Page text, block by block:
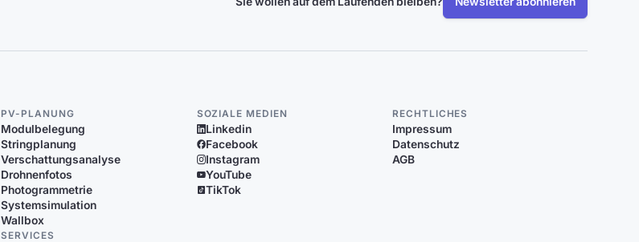
PV-PLANUNG
Modulbelegung
Stringplanung
Verschattungsanalyse
Drohnenfotos
Photogrammetrie
Systemsimulation
Wallbox
SERVICES
SOZIALE MEDIEN
Linkedin
Facebook
Instagram
YouTube
TikTok
RECHTLICHES
Impressum
Datenschutz
AGB